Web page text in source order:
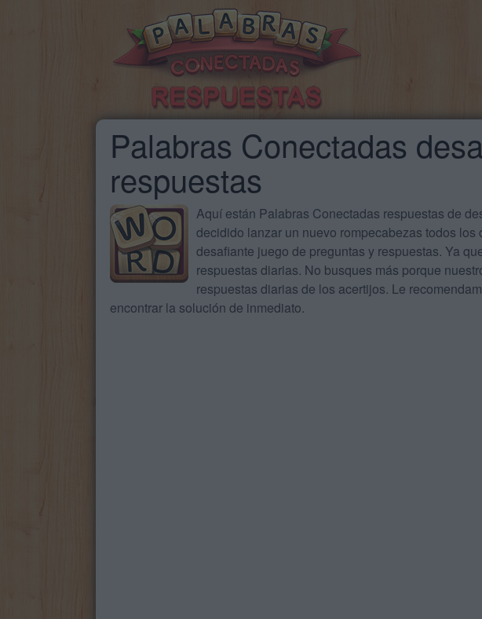
Palabras Conectadas
respuestas
Aquí están Palabras Conectadas respuestas de
decidido lanzar un nuevo rompecabezas todos
desafiante juego de preguntas y respuestas. Ya
respuestas diarias. No busques más porque
respuestas diarias de los acertijos. Le
encontrar la solución de inmediato.